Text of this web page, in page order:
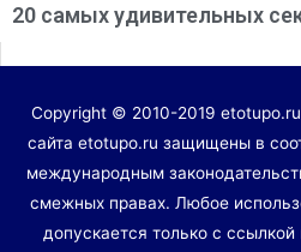
20 самых удивительных
Copyright © 2010-2019
сайта etotupo.ru защищены в
международным
смежных правах. Любое
допускается только с ссылкой